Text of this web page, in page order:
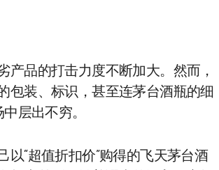
品的打击力度不断加大。然而，
包装、标识，甚至连茅台酒瓶的细
层出不穷。
“超值折扣价”购得的飞天茅台酒